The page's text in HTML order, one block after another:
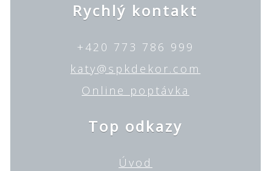
Rychlý kontakt
+420 773 786 999
katy@spkdekor.com
Online poptávka
Top odkazy
Úvod